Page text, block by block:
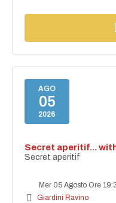
AGO
05
2026
Secret aperitif...
Secret aperitif
Mer 05 Agosto Ore
Giardini Ravino